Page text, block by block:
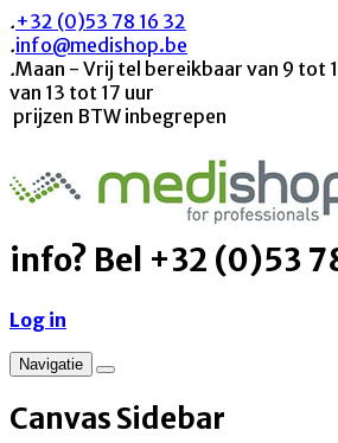
.+32 (0)53 78 16 32
.info@medishop.be
.Maan - Vrij tel bereikbaar van 9 tot
van 13 tot 17 uur
prijzen BTW inbegrepen
info? Bel +32 (0)53
Log in
Navigatie
Canvas Sidebar